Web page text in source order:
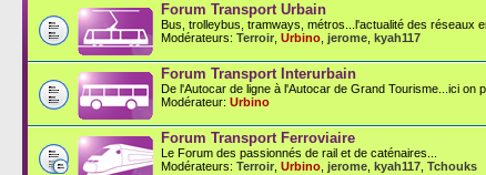
Forum Transport Urbain
Bus, trolleybus, tramways, métros...l'actualité des réseaux
Modérateurs: Terroir Urbino jerome kyah117
Forum Transport Interurbain
De l'Autocar de ligne à l'Autocar de Grand Tourisme...ici on
Modérateur: Urbino
Forum Transport Ferroviaire
Le Forum des passionnés de rail et de caténaires...
Modérateurs: Terroir Urbino jerome kyah117 Tchouks